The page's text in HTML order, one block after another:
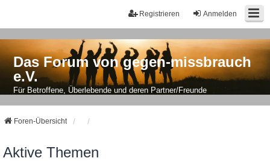
Anmelden
Registrieren
Das Forum von gegen-missbrauch
e.V.
Für Betroffene, Überlebende und deren Partner/Freunde
Foren-Übersicht
Aktive Themen